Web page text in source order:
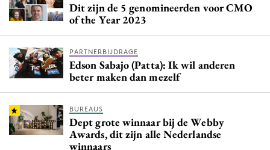
Dit zijn de 5 genomineerden voor CMO
of the Year 2023
PARTNERBIJDRAGE
Edson Sabajo (Patta): Ik wil anderen
beter maken dan mezelf
BUREAUS
Dept grote winnaar bij de Webby
Awards, dit zijn alle Nederlandse
winnaars